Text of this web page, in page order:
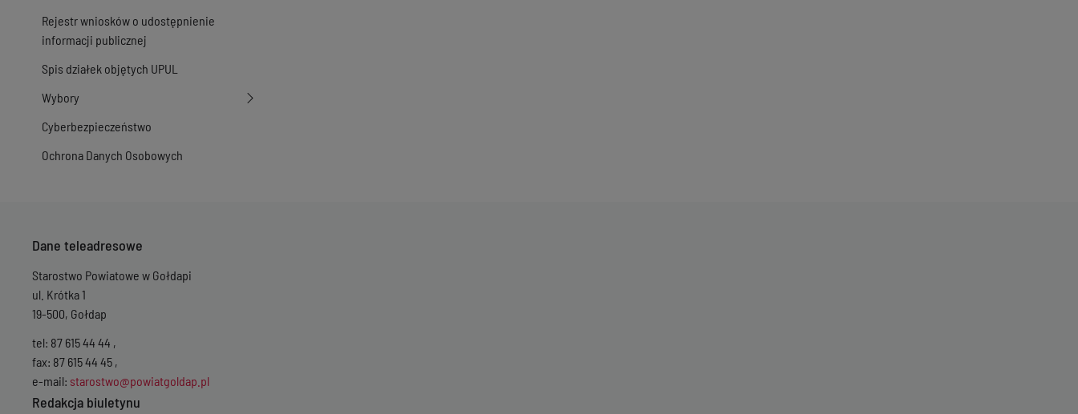
Rejestr wniosków o udostępnienie
informacji publicznej
Spis działek objętych UPUL
Wybory
Cyberbezpieczeństwo
Ochrona Danych Osobowych
Dane teleadresowe
Starostwo Powiatowe w Gołdapi
ul. Krótka 1
19-500, Gołdap
tel: 87 615 44 44 ,
fax: 87 615 44 45 ,
e-mail: starostwo@powiatgoldap.pl
Redakcja biuletynu